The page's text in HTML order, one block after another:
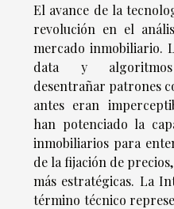
El avance de la
revolución en el
mercado inmobiliario.
data y
desentrañar patrones
antes eran
han potenciado la
inmobiliarios para
de la fijación de
más estratégicas. La
término técnico